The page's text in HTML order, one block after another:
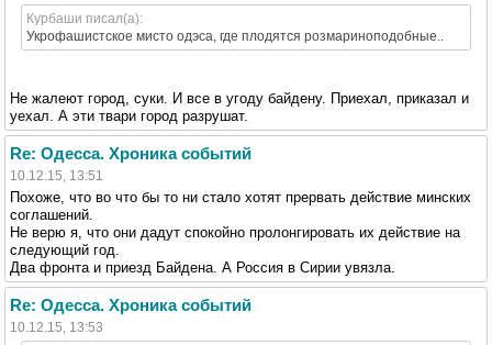
Курбаши писал(а):
Укрофашистское мисто одэса, где плодятся розмариноподобные..
Не жалеют город, суки. И все в угоду байдену. Приехал, приказал и
уехал. А эти твари город разрушат.
Re: Одесса. Хроника событий
10.12.15, 13:51
Похоже, что во что бы то ни стало хотят прервать действие минских
соглашений.
Не верю я, что они дадут спокойно пролонгировать их действие на
следующий год.
Два фронта и приезд Байдена. А Россия в Сирии увязла.
Re: Одесса. Хроника событий
10.12.15, 13:53